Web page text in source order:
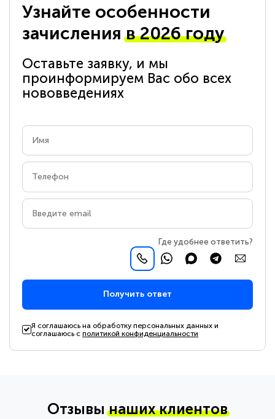
Узнайте особенности
зачисленияв 2026 году
Оставьте заявку, и мы
проинформируем Вас обо всех
нововведениях
Где удобнее ответить?
Получить ответ
Я соглашаюсь на обработку персональных данных и
соглашаюсь сполитикой конфиденциальности
Отзывынаших клиентов